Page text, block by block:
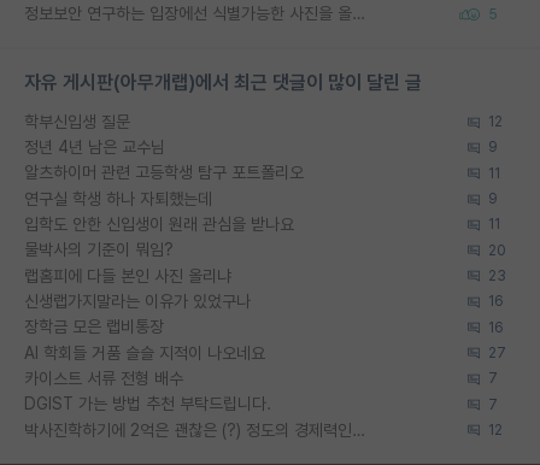
정보보안 연구하는 입장에선 식별가능한 사진을 올리는건 비추이긴함 5
자유 게시판(아무개랩)에서 최근 댓글이 많이 달린 글
학부신입생 질문 12
정년 4년 남은 교수님 9
알츠하이머 관련 고등학생 탐구 포트폴리오 11
연구실 학생 하나 자퇴했는데 9
입학도 안한 신입생이 원래 관심을 받나요 11
물박사의 기준이 뭐임? 20
랩홈피에 다들 본인 사진 올리냐 23
신생랩가지말라는 이유가 있었구나 16
장학금 모은 랩비통장 16
AI 학회들 거품 슬슬 지적이 나오네요 27
카이스트 서류 전형 배수 7
DGIST 가는 방법 추천 부탁드립니다. 7
박사진학하기에 2억은 괜찮은 (?) 정도의 경제력인가요 12